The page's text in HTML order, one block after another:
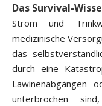
Das Survival-
Strom und
medizinische
das
durch eine
Lawinenabgängen
unterbrochen